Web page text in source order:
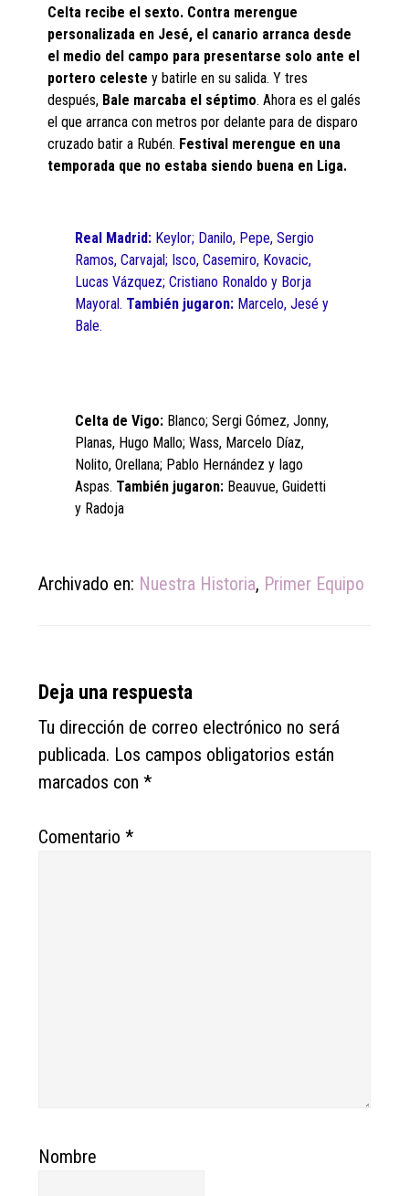
Celta recibe el sexto. Contra merengue
personalizada en Jesé, el canario arranca desde
el medio del campo para presentarse solo ante el
portero celestey batirle en su salida. Y tres
después, Bale marcaba el séptimo. Ahora es el galés
el que arranca con metros por delante para de disparo
cruzado batir a Rubén. Festival merengue en una
temporada que no estaba siendo buena en Liga.
Real Madrid: Keylor; Danilo, Pepe, Sergio
Ramos, Carvajal; Isco, Casemiro, Kovacic,
Lucas Vázquez; Cristiano Ronaldo y Borja
Mayoral. También jugaron: Marcelo, Jesé y
Bale.
Celta de Vigo: Blanco; Sergi Gómez, Jonny,
Planas, Hugo Mallo; Wass, Marcelo Díaz,
Nolito, Orellana; Pablo Hernández y Iago
Aspas. También jugaron: Beauvue, Guidetti
y Radoja
Archivado en: Nuestra Historia, Primer Equipo
Reader
Interactions
Deja una respuesta
Tu dirección de correo electrónico no será
publicada. Los campos obligatorios están
marcados con*
Comentario*
Nombre